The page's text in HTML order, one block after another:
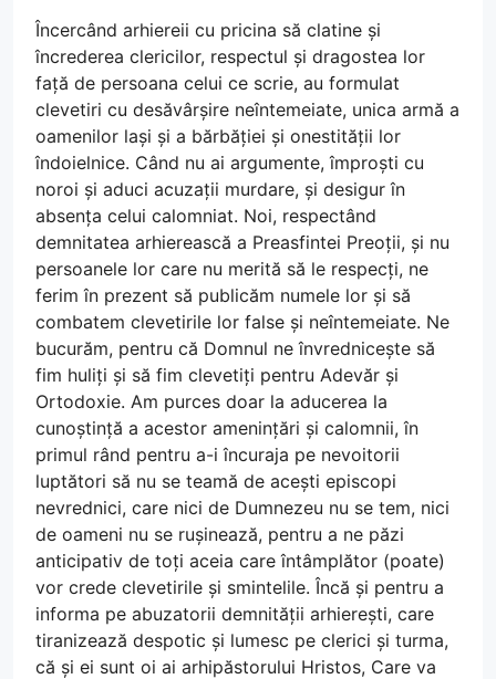
Încercând arhiereii cu pricina să clatine și
încrederea clericilor, respectul și dragostea lor
față de persoana celui ce scrie, au formulat
clevetiri cu desăvârșire neîntemeiate, unica armă a
oamenilor lași și a bărbăției și onestității lor
îndoielnice. Când nu ai argumente, împroști cu
noroi și aduci acuzații murdare, și desigur în
absența celui calomniat. Noi, respectând
demnitatea arhierească a Preasfintei Preoții, și nu
persoanele lor care nu merită să le respecți, ne
ferim în prezent să publicăm numele lor și să
combatem clevetirile lor false și neîntemeiate. Ne
bucurăm, pentru că Domnul ne învrednicește să
fim huliți și să fim clevetiți pentru Adevăr și
Ortodoxie. Am purces doar la aducerea la
cunoștință a acestor amenințări și calomnii, în
primul rând pentru a-i încuraja pe nevoitorii
luptători să nu se teamă de acești episcopi
nevrednici, care nici de Dumnezeu nu se tem, nici
de oameni nu se rușinează, pentru a ne păzi
anticipativ de toți aceia care întâmplător (poate)
vor crede clevetirile și smintelile. Încă și pentru a
informa pe abuzatorii demnității arhierești, care
tiranizează despotic și lumesc pe clerici și turma,
că și ei sunt oi ai arhipăstorului Hristos, Care va